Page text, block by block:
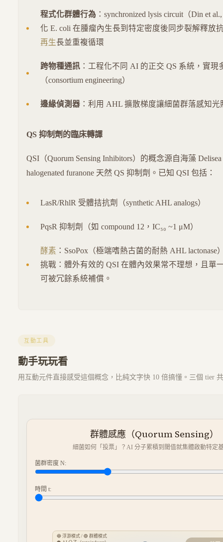
程式化群體行為 ：synchronized lysis circuit（Din et
化 E. coli 在腫瘤內生長到特定密度後同步裂解釋放
再生長並重複循環
跨物種通訊 ：工程化不同 AI 的正交 QS 系統，實現
（consortium engineering）
邊緣偵測器 ：利用 AHL 擴散梯度讓細菌群落感知光
QS 抑制劑的臨床轉譯
QSI（Quorum Sensing Inhibitors）的概念源自海藻
halogenated furanone 天然 QS 抑制劑。已知 QSI 包括：
LasR/RhlR 受體拮抗劑（synthetic AHL analogs）
PqsR 抑制劑（如 compound 12，IC₅₀ ~1 μM）
酵素 ：SsoPox（極端嗜熱古菌的耐熱 AHL lactonase
挑戰：體外有效的 QSI 在體內效果常不理想，且單
可被冗餘系統補償。
互動工具
動手玩玩看
用互動元件直接感受這個概念，比純文字快 10 倍搞懂。三個 tier
群體感應（Quorum Sensing）
細菌如何「投票」？AI 分子累積到閾值就集體啟動特定
菌群密度 N:
時間 t:
🔵 浮游模式 / 🟢 群體模式